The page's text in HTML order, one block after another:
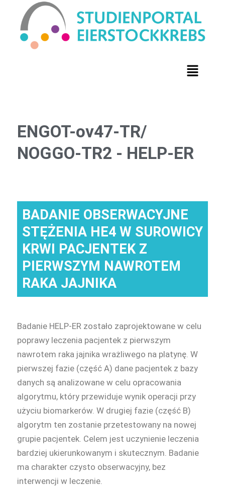
ENGOT-ov47-TR/
NOGGO-TR2 - HELP-ER
BADANIE OBSERWACYJNE
STĘŻENIA HE4 W SUROWICY
KRWI PACJENTEK Z
PIERWSZYM NAWROTEM
RAKA JAJNIKA
Badanie HELP-ER zostało zaprojektowane w celu
poprawy leczenia pacjentek z pierwszym
nawrotem raka jajnika wrażliwego na platynę. W
pierwszej fazie (część A) dane pacjentek z bazy
danych są analizowane w celu opracowania
algorytmu, który przewiduje wynik operacji przy
użyciu biomarkerów. W drugiej fazie (część B)
algorytm ten zostanie przetestowany na nowej
grupie pacjentek. Celem jest uczynienie leczenia
bardziej ukierunkowanym i skutecznym. Badanie
ma charakter czysto obserwacyjny, bez
interwencji w leczenie.